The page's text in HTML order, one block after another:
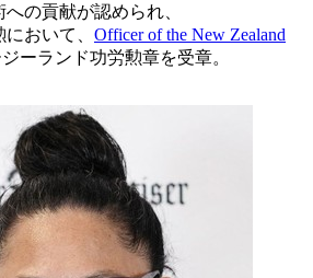
の貢献が認められ、
おいて、 Officer of the New Zealand
ジーランド功労勲章を受章。